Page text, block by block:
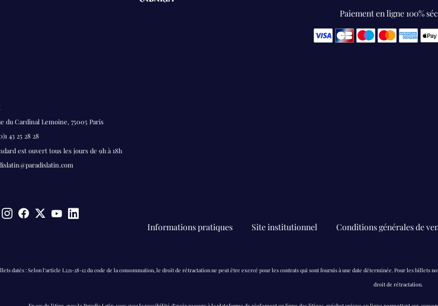
Paiement en ligne 100%
du Cardinal Lemoine, 75005 Paris
43 25 28 28
est ouvert tous les jours de 9h à 18h
Informations pratiques Site institutionnel Conditions générales de
datés : Selon l’article L221-28-12 du code de la consommation, le droit de rétractation ne peut être exercé pour les contrats qui sont fournis à une date déterminée. Pour les billets
droit de rétractation.